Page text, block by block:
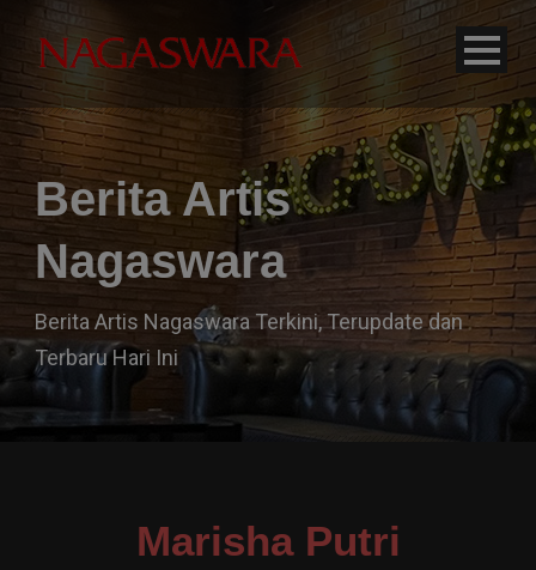
Berita Artis
Nagaswara
Berita Artis Nagaswara Terkini, Terupdate dan
Terbaru Hari Ini
Marisha Putri
modal-check